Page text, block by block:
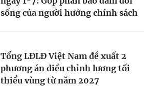
sống của người hưởng chính sách
Tổng LĐLĐ Việt Nam đề xuất 2
phương án điều chỉnh lương tối
thiểu vùng từ năm 2027